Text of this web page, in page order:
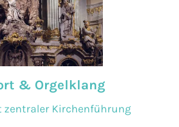
& Orgelklang
zentraler Kirchenführung